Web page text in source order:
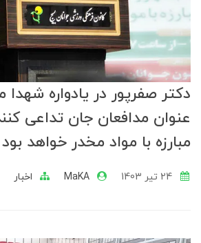
دکتر صفرپور در یادواره شهدا
عنوان مدافعان جان تداعی
مبارزه با مواد مخدر خواهد بود
MaKA اخبار